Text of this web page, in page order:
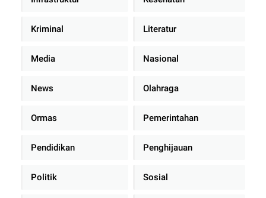
Kriminal Literatur
Media Nasional
News Olahraga
Ormas Pemerintahan
Pendidikan Penghijauan
Politik Sosial